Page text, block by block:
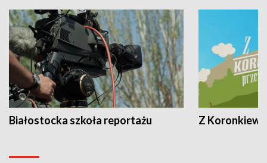
Białostocka szkoła reportażu Z